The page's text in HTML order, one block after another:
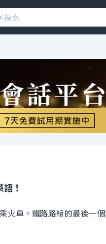
！
火車。鐵路路線的最後一